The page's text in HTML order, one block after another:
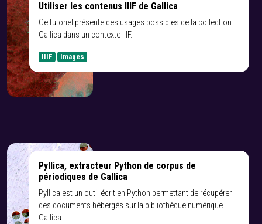
Utiliser les contenus IIIF de Gallica
Ce tutoriel présente des usages possibles de la collection
Gallica dans un contexte IIIF.
IIIF Images
Pyllica, extracteur Python de corpus de
périodiques de Gallica
Pyllica est un outil écrit en Python permettant de récupérer
des documents hébergés sur la bibliothèque numérique
Gallica.